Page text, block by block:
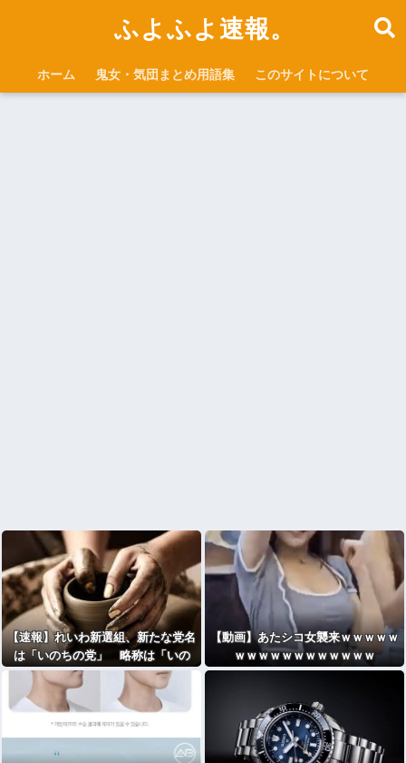
ふよふよ速報。
ホーム 鬼女・気団まとめ用語集 このサイトについて
【速報】れいわ新選組、新たな党名
は「いのちの党」 略称は「いの
ち」 [135853815]
【動画】あたシコ女襲来ｗｗｗｗｗ
ｗｗｗｗｗｗｗｗｗｗｗｗ